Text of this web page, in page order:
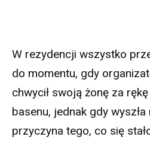
W rezydencji wszystko
do momentu, gdy
chwycił swoją żonę za
basenu, jednak gdy
przyczyna tego, co się